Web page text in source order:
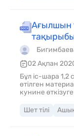
Ағылшын
02 Ақпан
Бұл іс-шара 1,2
өтілген
кунине
Шет тілі